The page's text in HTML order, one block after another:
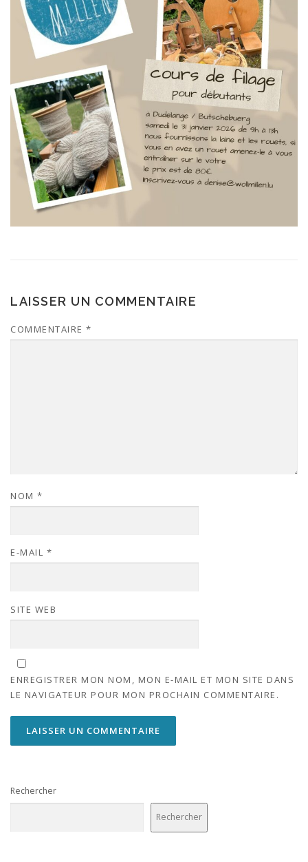
LAISSER UN COMMENTAIRE
COMMENTAIRE *
NOM *
E-MAIL *
SITE WEB
ENREGISTRER MON NOM, MON E-MAIL ET MON SITE DANS
LE NAVIGATEUR POUR MON PROCHAIN COMMENTAIRE.
Rechercher
Rechercher